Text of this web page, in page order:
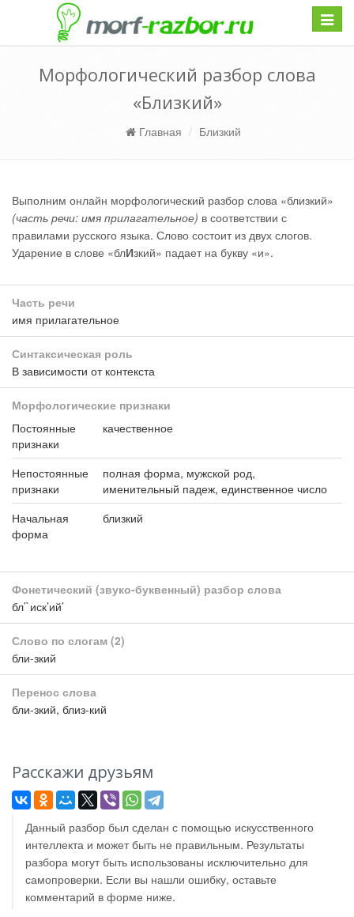
Морфологический разбор слова
«Близкий»
Главная Близкий
Выполним онлайн морфологический разбор слова «близкий»
(часть речи: имя прилагательное) в соответствии с
правилами русского языка. Слово состоит из двух слогов.
Ударение в слове «блИзкий» падает на букву «и».
Часть речи
имя прилагательное
Синтаксическая роль
В зависимости от контекста
Морфологические признаки
Постоянные
признаки
качественное
Непостоянные
признаки
полная форма, мужской род,
именительный падеж, единственное число
Начальная
форма
близкий
Фонетический (звуко-буквенный) разбор слова
бл’`иск’ий’
Слово по слогам (2)
бли-зкий
Перенос слова
бли-зкий, близ-кий
Расскажи друзьям
Данный разбор был сделан с помощью искусственного
интеллекта и может быть не правильным. Результаты
разбора могут быть использованы исключительно для
самопроверки. Если вы нашли ошибку, оставьте
комментарий в форме ниже.